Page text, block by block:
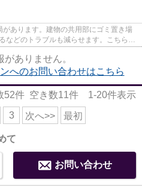
あります。建物の共用部にゴミ置き場
などのトラブルも減らせます。こちらは
ありません。
へのお問い合わせはこちら
52件 空き数11件 1-20件表示
3 次へ>> 最初
て
お問い合わせ